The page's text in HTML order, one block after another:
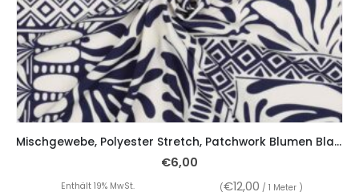
Mischgewebe, Polyester Stretch, Patchwork Blumen Blau auf Ecru
€6,00
Enthält 19% MwSt. (€12,00 / 1 Meter )